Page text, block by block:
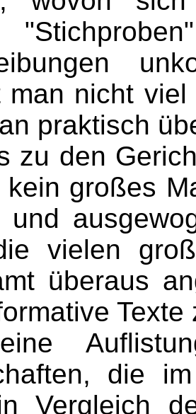
man nicht
praktisch
zu den
großes
und
vielen
überaus
die
Vergleich